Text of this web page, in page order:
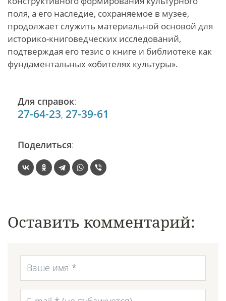
поля, а его наследие, сохраняемое в музее,
продолжает служить материальной основой для
историко-книговедческих исследований,
подтверждая его тезис о книге и библиотеке как
фундаментальных «обителях культуры».
Для справок:
27-64-23, 27-39-61
Поделиться:
Оставить комментарий: